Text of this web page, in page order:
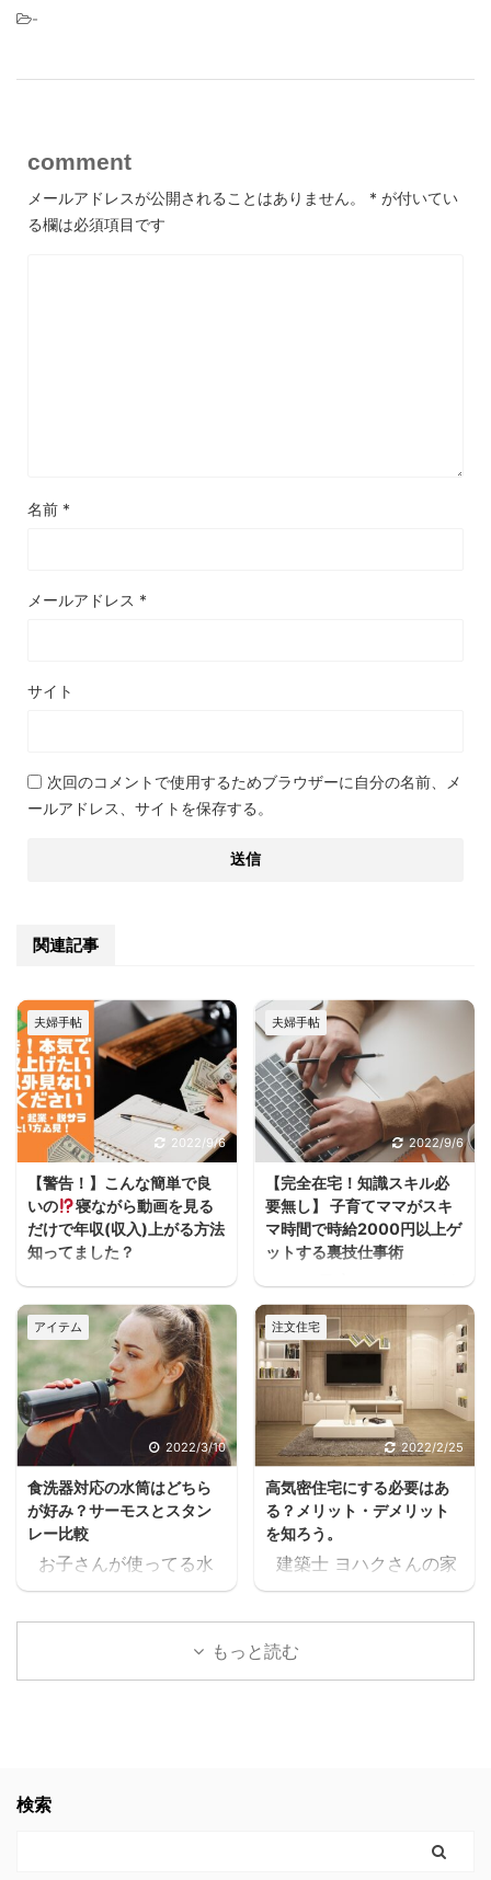
-
comment
メールアドレスが公開されることはありません。 * が付いてい
る欄は必須項目です
名前 *
メールアドレス *
サイト
次回のコメントで使用するためブラウザーに自分の名前、メ
ールアドレス、サイトを保存する。
関連記事
夫婦手帖
2022/9/6
【警告！】こんな簡単で良
いの
寝ながら動画を見る
だけで年収(収入)上がる方法
知ってました？
うわぁぁーーースキマ
ヨハクどした！ まじかー
ーーー！！スキマ ヨハク
何が！ 早く見とけば良か
ったーーー！スキマ ヨハ
クうるさいなぁ。何の
話？ 本当に無料で大丈夫
か、何回も確認したけ
ど、間違いなく無料だっ
たスキマ 11時間以上の無
料セミナーが見れた上
に、どんどん、追加でセ
ミナーが見れるんだけど
スキマ このセミナー、学
生の頃に見たかったなぁ
これ見てたら、恐らく人
なかったと思う。 もっと
夫婦手帖
2022/9/6
【完全在宅！知識スキル必
要無し】 子育てママがスキ
マ時間で時給2000円以上ゲ
ットする裏技仕事術
ヨハク子育てしながら働
きたいけどフルタイムは
厳しいし、でもお金は必
要だって人が家を建てる
方には多いと思うんだよ
ね。 住宅ローンが始ま
ると支出が増えるし、老
後の為にも共働きの家庭
が増えるよね・・・スキ
マ ヨハク普通はパート
に出たりして時給1,000
円前後の仕事を1日6時間
位頑張って働いて、何と
か月10万位は稼げるかも
しれないけど 肉体的・精
神的に疲労して夫婦喧嘩
アイテム
2022/3/10
食洗器対応の水筒はどちら
が好み？サーモスとスタン
レー比較
お子さんが使ってる水
筒や、ご家族が使ってる
水筒。 ヨハク食洗器で
洗うにつれて外側が剥が
ヨハク我が家の水筒も、
注文住宅
2022/2/25
高気密住宅にする必要はあ
る？メリット・デメリット
を知ろう。
建築士 ヨハクさんの家
は 高気密住宅ですよ！
と言われたのですが ヨ
ハク高気密住宅って
社から 間取りの無料プラ
もっと読む
検索